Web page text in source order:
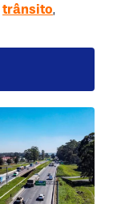
trânsito,